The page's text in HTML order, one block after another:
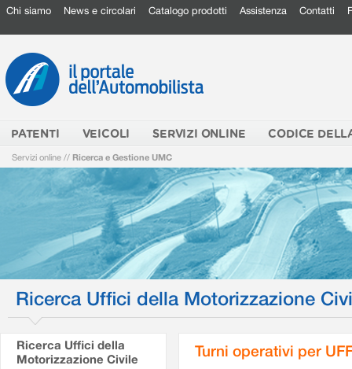
Chi siamo News e circolari Catalogo prodotti Assistenza Contatti
PATENTI VEICOLI SERVIZI ONLINE CODICE
Servizi online // Ricerca e Gestione UMC
Ricerca Uffici della Motorizzazione
Ricerca Uffici della
Motorizzazione Civile
Turni operativi per